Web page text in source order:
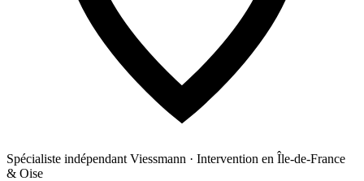
Spécialiste indépendant Viessmann · Intervention en Île-de-France
& Oise